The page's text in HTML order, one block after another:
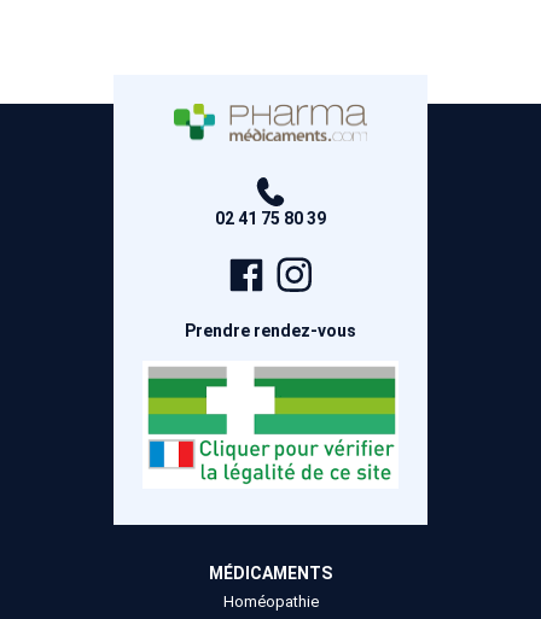
02 41 75 80 39
Page
Facebook
Prendre rendez-vous
MÉDICAMENTS
Homéopathie